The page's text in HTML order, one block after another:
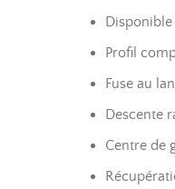
Disponible
Profil
Fuse au
Descente
Centre de